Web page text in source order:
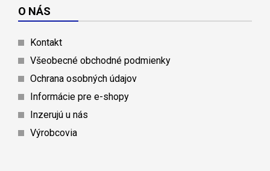
O NÁS
Kontakt
Všeobecné obchodné podmienky
Ochrana osobných údajov
Informácie pre e-shopy
Inzerujú u nás
Výrobcovia